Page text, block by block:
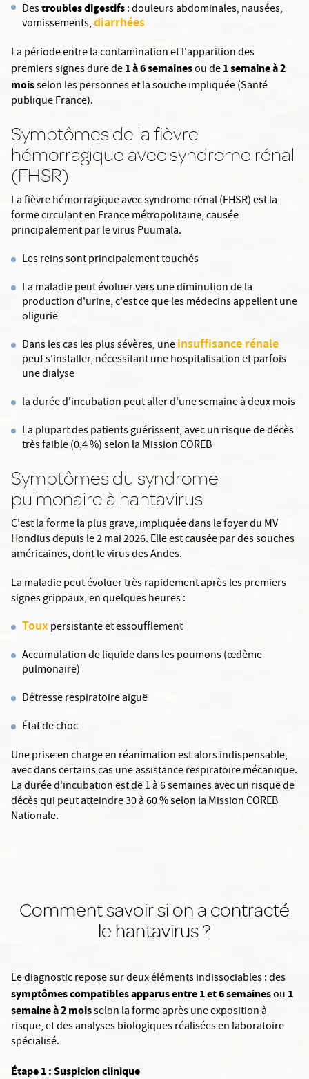
Destroubles digestifs: douleurs abdominales, nausées,
vomissements,diarrhées
La période entre la contamination et l'apparition des
premiers signes dure de1 à 6 semainesou de1 semaine à 2
moisselon les personnes et la souche impliquée (Santé
publique France).
Symptômes de la fièvre
hémorragique avec syndrome rénal
(FHSR)
La fièvre hémorragique avec syndrome rénal (FHSR) est la
forme circulant en France métropolitaine, causée
principalement par le virus Puumala.
Les reins sont principalement touchés
La maladie peut évoluer vers une diminution de la
production d'urine, c'est ce que les médecins appellent une
oligurie
Dans les cas les plus sévères, uneinsuffisance rénale
peut s'installer, nécessitant une hospitalisation et parfois
une dialyse
la durée d'incubation peut aller d'une semaine à deux mois
La plupart des patients guérissent, avec un risque de décès
très faible (0,4 %) selon la Mission COREB
Symptômes du syndrome
pulmonaire à hantavirus
C'est la forme la plus grave, impliquée dans le foyer du MV
Hondius depuis le 2 mai 2026. Elle est causée par des souches
américaines, dont le virus des Andes.
La maladie peut évoluer très rapidement après les premiers
signes grippaux, en quelques heures :
Touxpersistante et essoufflement
Accumulation de liquide dans les poumons (œdème
pulmonaire)
Détresse respiratoire aiguë
État de choc
Une prise en charge en réanimation est alors indispensable,
avec dans certains cas une assistance respiratoire mécanique.
La durée d'incubation est de 1 à 6 semaines avec un risque de
décès qui peut atteindre 30 à 60 % selon la Mission COREB
Nationale.
Comment savoir si on a contracté
le hantavirus ?
Le diagnostic repose sur deux éléments indissociables : des
symptômes compatibles apparus entre 1 et 6 semainesou 1
semaine à 2 moisselon la forme après une exposition à
risque, et des analyses biologiques réalisées en laboratoire
spécialisé.
Étape 1 : Suspicion clinique